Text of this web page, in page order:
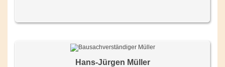
Hans-Jürgen Müller